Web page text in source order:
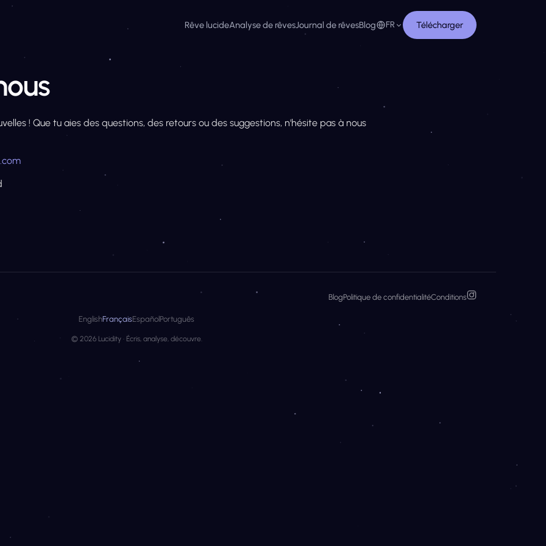
Rêve lucideAnalyse de rêvesJournal de rêvesBlog FR Télécharger
! Que tu aies des questions, des retours ou des suggestions, n'hésite pas à nous
BlogPolitique de confidentialitéConditions
EnglishFrançaisEspañol Português
© 2026 Lucidity · Écris, analyse, découvre.